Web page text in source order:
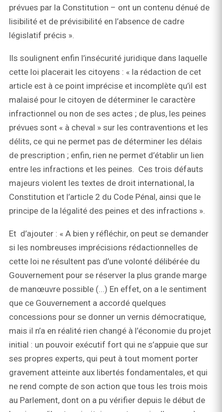
prévues par la Constitution – ont un contenu dénué de
lisibilité et de prévisibilité en l’absence de cadre
législatif précis ».
Ils soulignent enfin l’insécurité juridique dans laquelle
cette loi placerait les citoyens : « la rédaction de cet
article est à ce point imprécise et incomplète qu’il est
malaisé pour le citoyen de déterminer le caractère
infractionnel ou non de ses actes ; de plus, les peines
prévues sont « à cheval » sur les contraventions et les
délits, ce qui ne permet pas de déterminer les délais
de prescription ; enfin, rien ne permet d’établir un lien
entre les infractions et les peines. Ces trois défauts
majeurs violent les textes de droit international, la
Constitution et l’article 2 du Code Pénal, ainsi que le
principe de la légalité des peines et des infractions ».
Et d’ajouter : « A bien y réfléchir, on peut se demander
si les nombreuses imprécisions rédactionnelles de
cette loi ne résultent pas d’une volonté délibérée du
Gouvernement pour se réserver la plus grande marge
de manœuvre possible (...) En effet, on a le sentiment
que ce Gouvernement a accordé quelques
concessions pour se donner un vernis démocratique,
mais il n’a en réalité rien changé à l’économie du projet
initial : un pouvoir exécutif fort qui ne s’appuie que sur
ses propres experts, qui peut à tout moment porter
gravement atteinte aux libertés fondamentales, et qui
ne rend compte de son action que tous les trois mois
au Parlement, dont on a pu vérifier depuis le début de